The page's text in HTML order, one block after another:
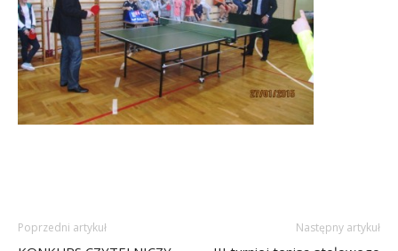
Poprzedni artykuł Następny artykuł